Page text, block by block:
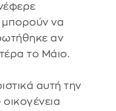
μπορούν να
αν
το Μάιο.
αυτή την